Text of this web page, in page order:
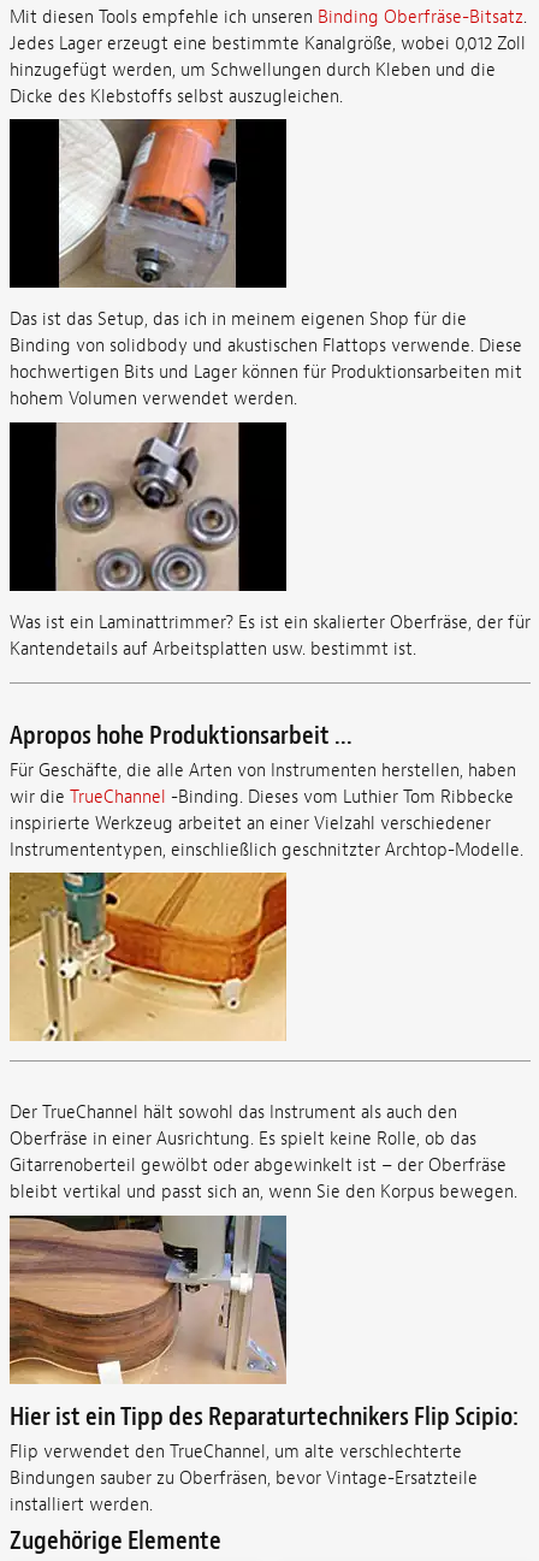
Mit diesen Tools empfehle ich unseren Binding Oberfräse-Bitsatz.
Jedes Lager erzeugt eine bestimmte Kanalgröße, wobei 0,012 Zoll
hinzugefügt werden, um Schwellungen durch Kleben und die
Dicke des Klebstoffs selbst auszugleichen.
Das ist das Setup, das ich in meinem eigenen Shop für die
Binding von solidbody und akustischen Flattops verwende. Diese
hochwertigen Bits und Lager können für Produktionsarbeiten mit
hohem Volumen verwendet werden.
Was ist ein Laminattrimmer? Es ist ein skalierter Oberfräse, der für
Kantendetails auf Arbeitsplatten usw. bestimmt ist.
Apropos hohe Produktionsarbeit ...
Für Geschäfte, die alle Arten von Instrumenten herstellen, haben
wir die TrueChannel -Binding. Dieses vom Luthier Tom Ribbecke
inspirierte Werkzeug arbeitet an einer Vielzahl verschiedener
Instrumententypen, einschließlich geschnitzter Archtop-Modelle.
Der TrueChannel hält sowohl das Instrument als auch den
Oberfräse in einer Ausrichtung. Es spielt keine Rolle, ob das
Gitarrenoberteil gewölbt oder abgewinkelt ist – der Oberfräse
bleibt vertikal und passt sich an, wenn Sie den Korpus bewegen.
Hier ist ein Tipp des Reparaturtechnikers Flip Scipio:
Flip verwendet den TrueChannel, um alte verschlechterte
Bindungen sauber zu Oberfräsen, bevor Vintage-Ersatzteile
installiert werden.
Zugehörige Elemente